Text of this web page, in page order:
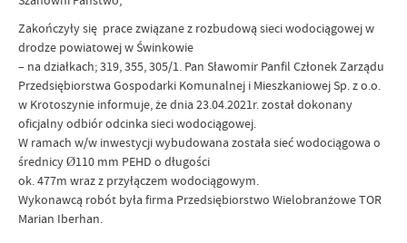
Zakończyły się prace związane z rozbudową sieci wodociągowej w
drodze powiatowej w Świnkowie
– na działkach; 319, 355, 305/1. Pan Sławomir Panfil Członek Zarządu
Przedsiębiorstwa Gospodarki Komunalnej i Mieszkaniowej Sp. z o.o.
w Krotoszynie informuje, że dnia 23.04.2021r. został dokonany
oficjalny odbiór odcinka sieci wodociągowej.
W ramach w/w inwestycji wybudowana została sieć wodociągowa o
średnicy Ø110 mm PEHD o długości
ok. 477m wraz z przyłączem wodociągowym.
Wykonawcą robót była firma Przedsiębiorstwo Wielobranżowe TOR
Marian Iberhan.